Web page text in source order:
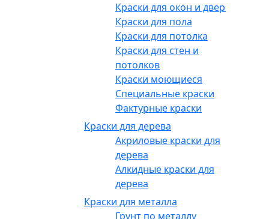
Краски для окон и дверей
Краски для пола
Краски для потолка
Краски для стен и
потолков
Краски моющиеся
Специальные краски
Фактурные краски
Краски для дерева
Акриловые краски для
дерева
Алкидные краски для
дерева
Краски для металла
Грунт по металлу